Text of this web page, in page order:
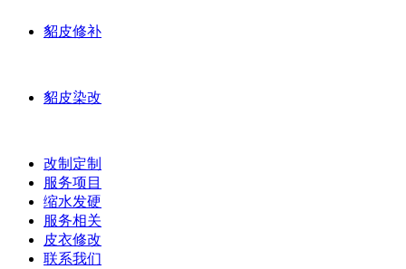
貂皮修补
貂皮染改
改制定制
服务项目
缩水发硬
服务相关
皮衣修改
联系我们